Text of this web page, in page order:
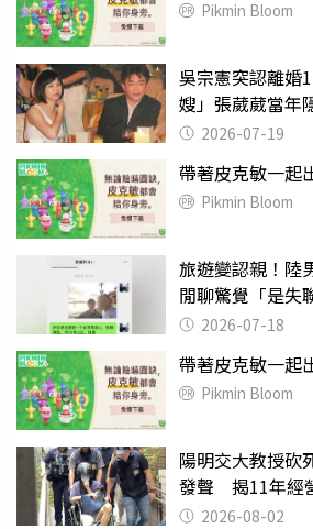
Pikmin Bloom
吳宗憲突認離
嫂」張葳葳當年
2026-07-19
帶著皮克敏一起
Pikmin Bloom
旅遊變認親！陸
閒聊驚覺「是失
2026-07-18
帶著皮克敏一起
Pikmin Bloom
陽明交大教授砍
發聲 揭11年經
2026-08-02